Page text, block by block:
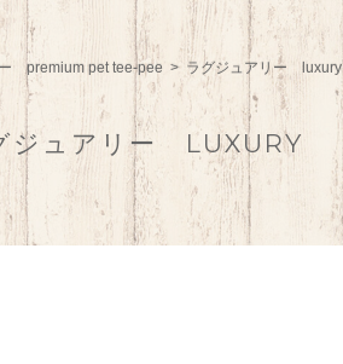
premium pet tee-pee ラグジュアリー luxury
ジュアリー LUXURY